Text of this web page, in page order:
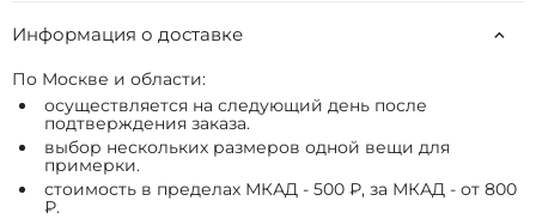
Информация о доставке
По Москве и области:
осуществляется на следующий день после
подтверждения заказа.
выбор нескольких размеров одной вещи для
примерки.
стоимость в пределах МКАД - 500 ₽, за МКАД - от 800
₽.